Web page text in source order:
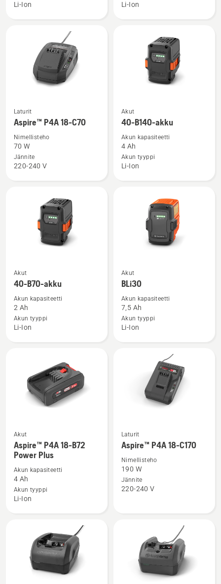
18-Li-Ion
18-Li-Ion
Katso
lisätietoja
Aspire™
P4A
18-
Laturit
Aspire™ P4A 18-C70
Nimellisteho
70 W
Jännite
220-240 V
Katso
lisätietoja
40-
B140-
akku
Akut
40-B140-akku
Akun kapasiteetti
4 Ah
Akun tyyppi
Li-Ion
Katso
lisätietoja
40-
B70-
akku
Akut
40-B70-akku
Akun kapasiteetti
2 Ah
Akun tyyppi
Li-Ion
Katso
lisätietoja
BLi30
Akut
BLi30
Akun kapasiteetti
7,5 Ah
Akun tyyppi
Li-Ion
Katso
lisätietoja
tuotteesta
Aspire™
P4A
18-
Akut
Aspire™ P4A 18-B72
Power Plus
Akun kapasiteetti
4 Ah
Akun tyyppi
Li-Ion
Katso
lisätietoja
tuotteesta
Aspire™
P4A
Laturit
Aspire™ P4A 18-C170
Nimellisteho
190 W
Jännite
220-240 V